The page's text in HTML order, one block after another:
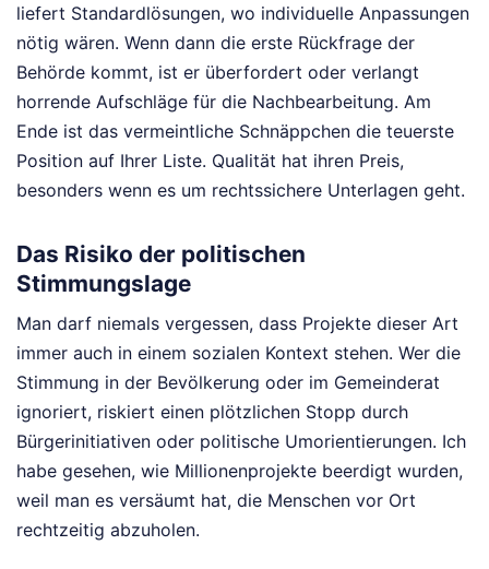
liefert Standardlösungen, wo individuelle Anpassungen
nötig wären. Wenn dann die erste Rückfrage der
Behörde kommt, ist er überfordert oder verlangt
horrende Aufschläge für die Nachbearbeitung. Am
Ende ist das vermeintliche Schnäppchen die teuerste
Position auf Ihrer Liste. Qualität hat ihren Preis,
besonders wenn es um rechtssichere Unterlagen geht.
Das Risiko der politischen
Stimmungslage
Man darf niemals vergessen, dass Projekte dieser Art
immer auch in einem sozialen Kontext stehen. Wer die
Stimmung in der Bevölkerung oder im Gemeinderat
ignoriert, riskiert einen plötzlichen Stopp durch
Bürgerinitiativen oder politische Umorientierungen. Ich
habe gesehen, wie Millionenprojekte beerdigt wurden,
weil man es versäumt hat, die Menschen vor Ort
rechtzeitig abzuholen.